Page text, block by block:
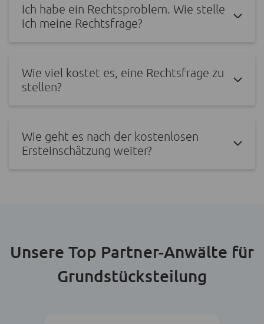
Ich habe ein Rechtsproblem. Wie stelle
ich meine Rechtsfrage?
Wie viel kostet es, eine Rechtsfrage zu
stellen?
Wie geht es nach der kostenlosen
Ersteinschätzung weiter?
Unsere Top Partner-Anwälte für
Grundstücksteilung